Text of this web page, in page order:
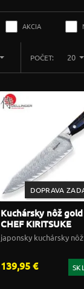
AKCIA
POČET: 20
DOPRAVA
Kuchársky nôž gold
CHEF KIRITSUKE
205mm DELLINGER
Resin Future
japonsky kuchársky nôž
139,95 €